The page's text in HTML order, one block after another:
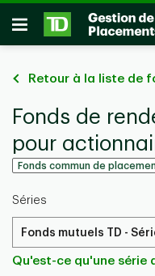
Passer au contenu principal
Ouvrir
Retour à la liste de
Fonds de
pour
Fonds commun de
Séries
Fonds mutuels TD -
Qu'est-ce qu'une série